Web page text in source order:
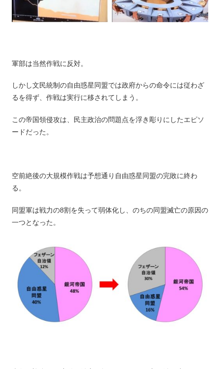
軍部は当然作戦に反対。
しかし文民統制の自由惑星同盟では政府からの命令には従わざ
るを得ず、作戦は実行に移されてしまう。
この帝国領侵攻は、民主政治の問題点を浮き彫りにしたエピソ
ードだった。
空前絶後の大規模作戦は予想通り自由惑星同盟の完敗に終わ
る。
同盟軍は戦力の8割を失って弱体化し、のちの同盟滅亡の原因の
一つとなった。